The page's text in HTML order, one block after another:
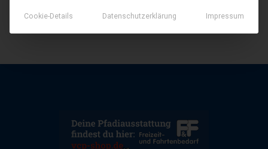
Cookie-Details Datenschutzerklärung Impressum